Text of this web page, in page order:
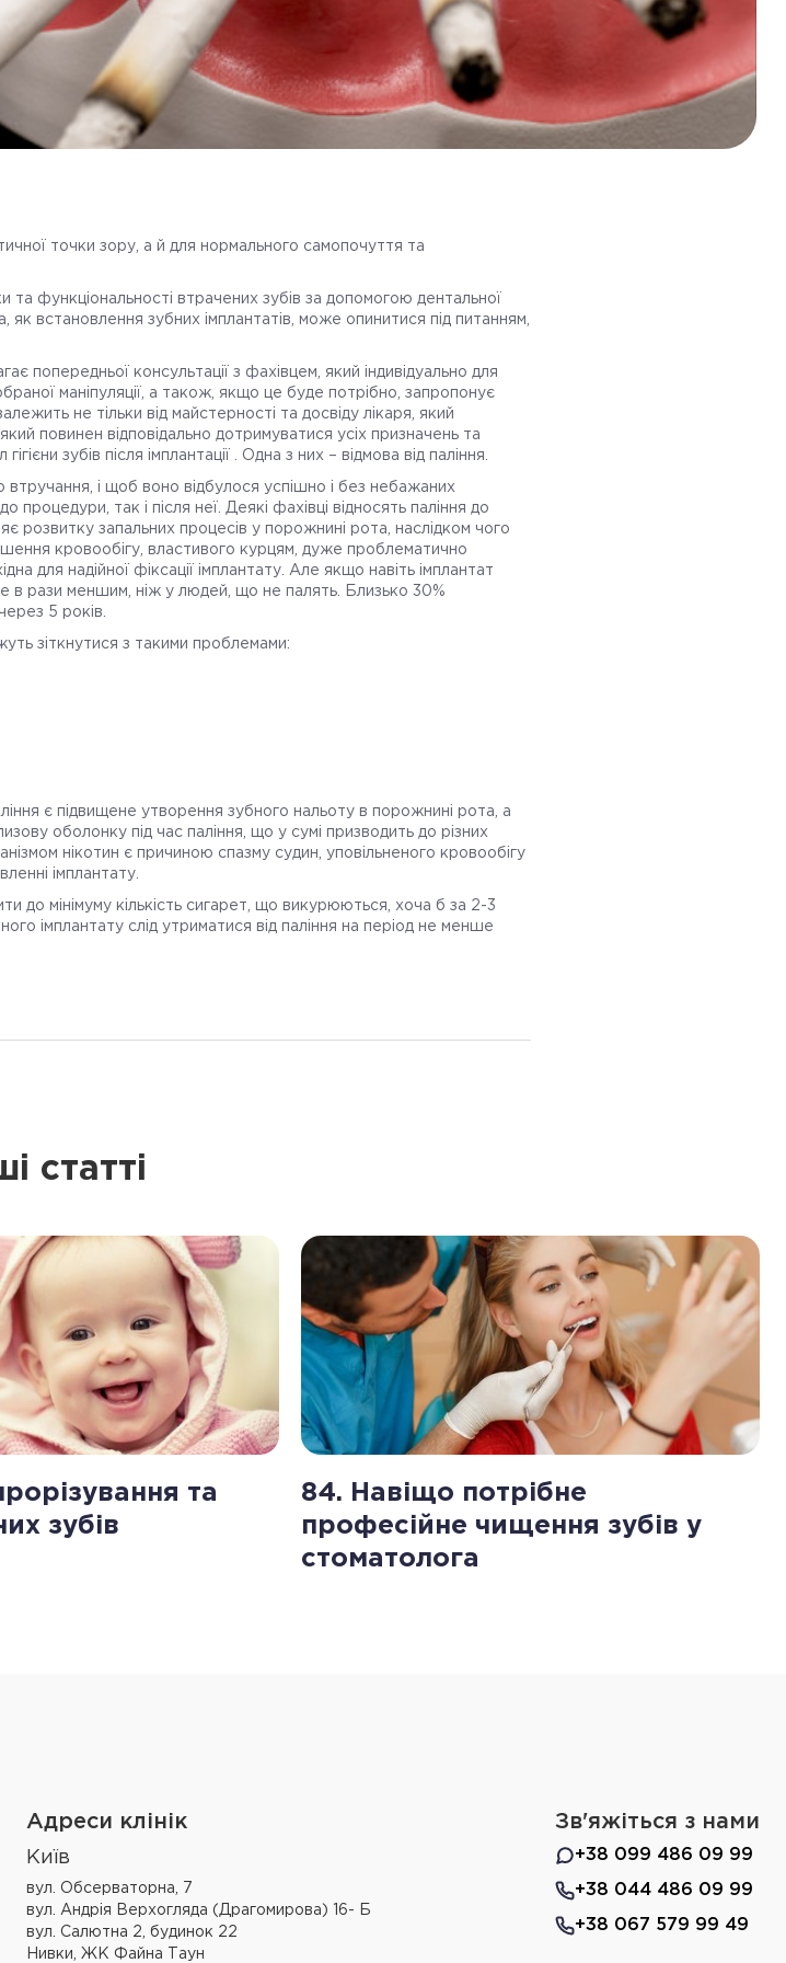
точки зору, а й для нормального самопочуття та
та функціональності втрачених зубів за допомогою дентальної
як встановлення зубних імплантатів, може опинитися під питанням,
попередньої консультації з фахівцем, який індивідуально для
маніпуляції, а також, якщо це буде потрібно, запропонує
не тільки від майстерності та досвіду лікаря, який
повинен відповідально дотримуватися усіх призначень та
зубів після імплантації . Одна з них – відмова від паління.
втручання, і щоб воно відбулося успішно і без небажаних
процедури, так і після неї. Деякі фахівці відносять паління до
розвитку запальних процесів у порожнині рота, наслідком чого
кровообігу, властивого курцям, дуже проблематично
для надійної фіксації імплантату. Але якщо навіть імплантат
в рази меншим, ніж у людей, що не палять. Близько 30%
5 років.
зіткнутися з такими проблемами:
є підвищене утворення зубного нальоту в порожнині рота, а
оболонку під час паління, що у сумі призводить до різних
нікотин є причиною спазму судин, уповільненого кровообігу
імплантату.
до мінімуму кількість сигарет, що викурюються, хоча б за 2-3
імплантату слід утриматися від паління на період не менше
статті
та
зубів
84. Навіщо потрібне
професійне чищення зубів у
стоматолога
Адреси клінік
Київ
вул. Обсерваторна, 7
вул. Андрія Верхогляда (Драгомирова) 16- Б
вул. Салютна 2, будинок 22
Нивки, ЖК Файна Таун
Зв'яжіться з нами
+38 099 486 09 99
+38 044 486 09 99
+38 067 579 99 49